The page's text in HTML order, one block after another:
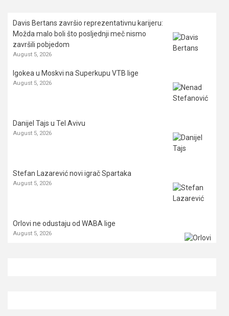
Davis Bertans završio reprezentativnu karijeru:
Možda malo boli što posljednji meč nismo
završili pobjedom
August 5, 2026
Igokea u Moskvi na Superkupu VTB lige
August 5, 2026
Danijel Tajs u Tel Avivu
August 5, 2026
Stefan Lazarević novi igrač Spartaka
August 5, 2026
Orlovi ne odustaju od WABA lige
August 5, 2026